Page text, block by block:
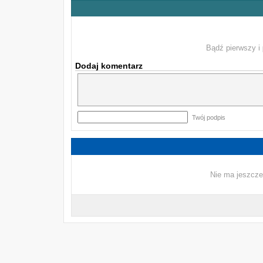
Bądź pierwszy i
Dodaj komentarz
Twój podpis
Nie ma